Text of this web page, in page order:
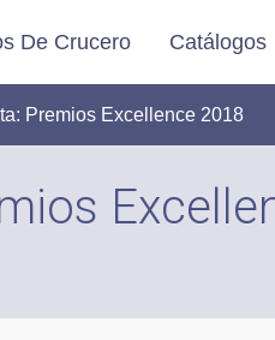
De Crucero Catálogos
Premios Excellence 2018